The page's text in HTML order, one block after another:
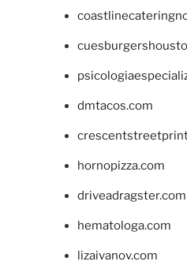
dmtacos.com
hornopizza.com
driveadragster.com
hematologa.com
lizaivanov.com